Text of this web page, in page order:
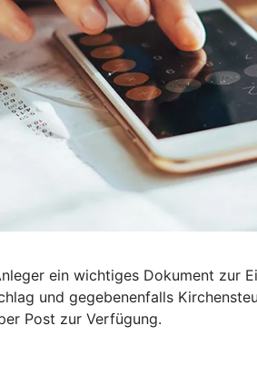
ein wichtiges Dokument zur
und gegebenenfalls
Post zur Verfügung.